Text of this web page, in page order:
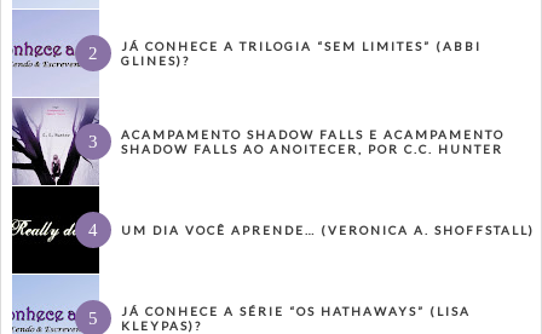
JÁ CONHECE A TRILOGIA “SEM LIMITES” (ABBI
GLINES)?
ACAMPAMENTO SHADOW FALLS E ACAMPAMENTO
SHADOW FALLS AO ANOITECER, POR C.C. HUNTER
UM DIA VOCÊ APRENDE… (VERONICA A. SHOFFSTALL)
JÁ CONHECE A SÉRIE “OS HATHAWAYS” (LISA
KLEYPAS)?